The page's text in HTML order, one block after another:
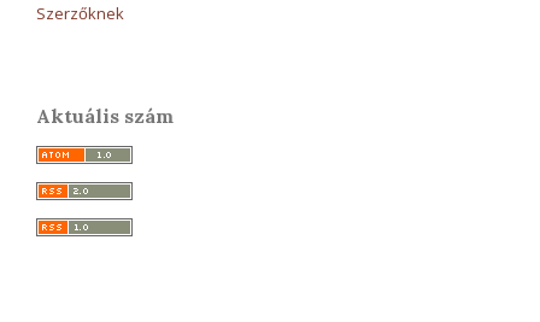
Szerzőknek
Aktuális szám